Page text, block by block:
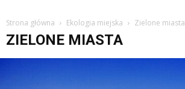
Strona główna Ekologia miejska Zielone miasta
ZIELONE MIASTA